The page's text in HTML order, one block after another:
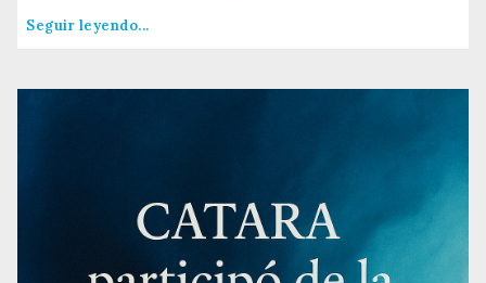
Seguir leyendo...